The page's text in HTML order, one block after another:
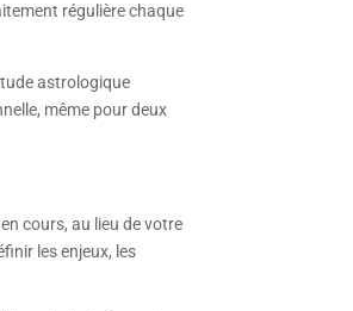
régulière chaque
astrologique
même pour deux
cours, au lieu de votre
les enjeux, les